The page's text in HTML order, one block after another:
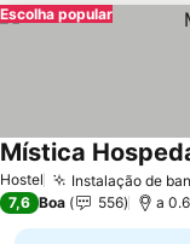
Escolha popular
Hostel Instalação de
Mística
7,6 Boa 556 a